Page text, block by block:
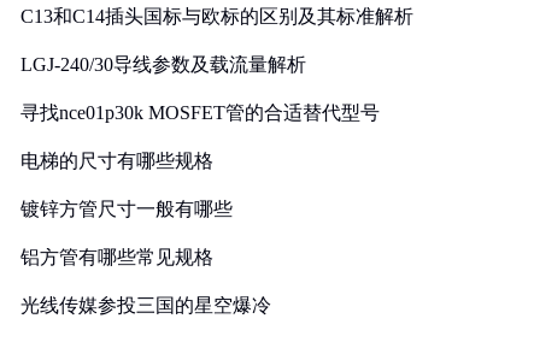
C13和C14插头国标与欧标的区别及其标准解析
LGJ-240/30导线参数及载流量解析
寻找nce01p30k MOSFET管的合适替代型号
电梯的尺寸有哪些规格
镀锌方管尺寸一般有哪些
铝方管有哪些常见规格
光线传媒参投三国的星空爆冷